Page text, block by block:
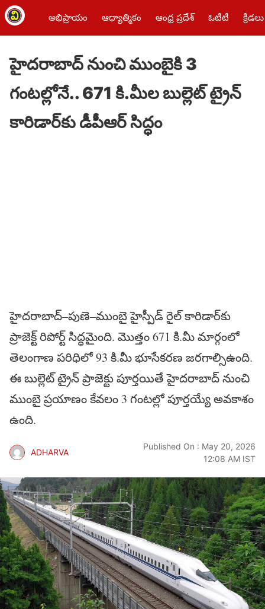
అభిప్రాయం ఆధ్యాత్మికం ఆంధ్ర ప్రదేశ్ ఓటీటీ క్రీడలు
హైదరాబాద్‌ నుంచి ముంబైకి 3
గంటల్లోనే.. 671 కి.మీల బుల్లెట్‌ ట్రైన్‌
కారిడార్‌కు డీపీఆర్‌ సిద్ధం
హైదరాబాద్‌–పుణె–ముంబై హైస్పీడ్‌ రైల్‌ కారిడార్‌కు
ప్రాజెక్ట్​ రిపోర్ట్​ సిద్ధమైంది. మొత్తం 671 కి.మీ మార్గంలో
తెలంగాణ పరిధిలో 93 కి.మీ భూసేకరణ జరగాల్సిఉంది.
ఈ బుల్లెట్‌ ట్రైన్‌ ప్రాజెక్టు పూర్తయితే హైదరాబాద్‌ నుంచి
ముంబై ప్రయాణం కేవలం 3 గంటల్లో పూర్తయ్యే అవకాశం
ఉంది.
ADHARVA
Published On : May 20, 2026
12:08 AM IST